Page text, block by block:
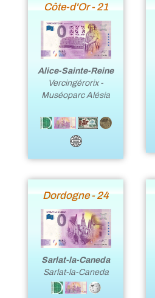
Côte-d'Or - 21
Alice-Sainte-Reine
Vercingérorix -
Muséoparc Alésia
Dordogne - 24
Sarlat-la-Caneda
Sarlat-la-Caneda